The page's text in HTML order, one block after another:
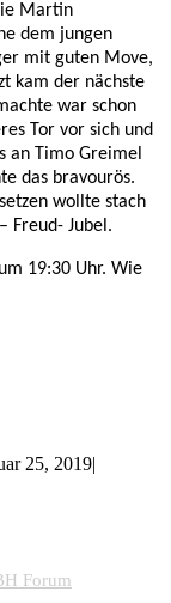
Martin
dem jungen
mit guten Move,
kam der nächste
war schon
Tor vor sich und
an Timo Greimel
das bravourös.
wollte stach
Freud- Jubel.
19:30 Uhr. Wie
25, 2019|
Forum